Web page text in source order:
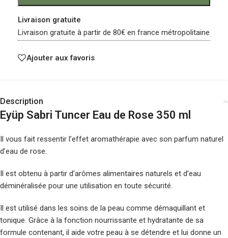
Livraison gratuite
Livraison gratuite à partir de 80€ en france métropolitaine
Ajouter aux favoris
Description
Eyüp Sabri Tuncer Eau de Rose 350 ml
Il vous fait ressentir l’effet aromathérapie avec son parfum naturel
d’eau de rose.
Il est obtenu à partir d’arômes alimentaires naturels et d’eau
déminéralisée pour une utilisation en toute sécurité.
Il est utilisé dans les soins de la peau comme démaquillant et
tonique. Grâce à la fonction nourrissante et hydratante de sa
formule contenant, il aide votre peau à se détendre et lui donne un